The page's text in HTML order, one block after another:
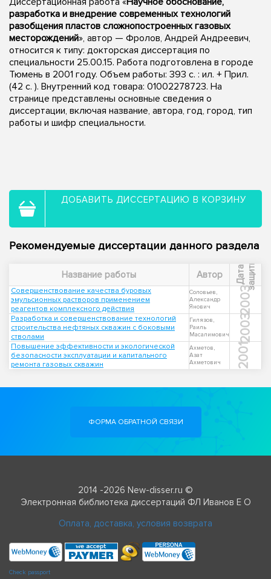
разработка и внедрение современных технологий
разобщения пластов сложнопостроенных газовых
месторождений», автор — Фролов, Андрей Андреевич,
относится к типу: докторская диссертация по
специальности 25.00.15. Работа подготовлена в городе
Тюмень в 2001 году. Объем работы: 393 с. : ил. + Прил.
(42 c. ). Внутренний код товара: 01002278723. На
странице представлены основные сведения о
диссертации, включая название, автора, год, город, тип
работы и шифр специальности.
ДОБАВИТЬ ДИССЕРТАЦИЮ В КОРЗИНУ
Рекомендуемые диссертации данного раздела
Название работы Автор Д
а
т
а
з
а
щ
и
т ы
Совершенствование качества буровых
эмульсионных растворов применением
реагентов комплексного действия
Соловьев,
Александр
Янович
2003
Разработка и совершенствование технологий
строительства нефтяных скважин с боковыми
стволами
Гилязов,
Раиль
Масалимович
2003
Повышение эффективности и экологической
безопасности эксплуатации и капитального
ремонта газовых скважин
Ахметов,
Азат
Ахметович
2001
ФОРМА ОБРАТНОЙ СВЯЗИ
2014 -2026 New-disser.ru ©
Электронная библиотека диссертаций ФЛ Иванов Е О
Оплата, доставка, условия возврата
Check passport